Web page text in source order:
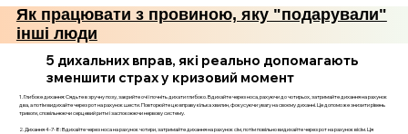
Як працювати з провиною, яку "подарували"
інші люди
5 дихальних вправ, які реально допомагають
зменшити страх у кризовий момент
1. Глибоке дихання: Сядьте в зручну позу, закрийте очі і почніть дихати глибоко. Вдихайте через носа, рахуючи до чотирьох, затримайте дихання на рахунок
два, а потім видихайте через рот на рахунок шести. Повторюйте цю вправу кілька хвилин, фокусуючи увагу на своєму диханні. Це допоможе знизити рівень
тривоги, сповільнюючи серцевий ритм і заспокоюючи нервову систему.
2. Дихання 4-7-8: Вдихайте через носа на рахунок чотири, затримайте дихання на рахунок сім, потім повільно видихайте через рот на рахунок вісім. Ця